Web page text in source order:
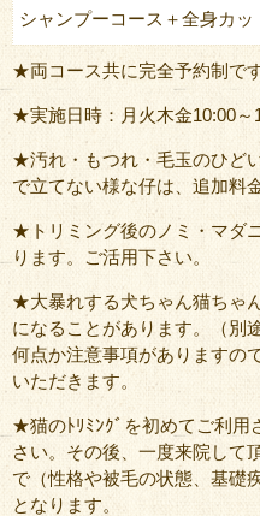
シャンプーコース＋全身カッ
★両コース共に完全予約制で
★実施日時：月火木金10:00～
★汚れ・もつれ・毛玉のひど
で立てない様な仔は、追加料
★トリミング後のノミ・マダ
ります。ご活用下さい。
★大暴れする犬ちゃん猫ちゃ
になることがあります。（別
何点か注意事項がありますの
いただきます。
★猫のﾄﾘﾐﾝｸﾞを初めてご利用
さい。その後、一度来院して
で（性格や被毛の状態、基礎
となります。